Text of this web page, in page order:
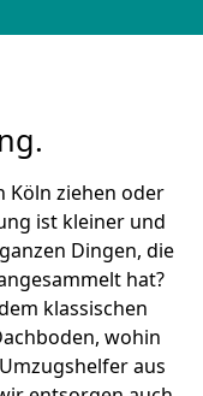
Köln ziehen oder
ist kleiner und
Dingen, die
hat?
klassischen
wohin
aus